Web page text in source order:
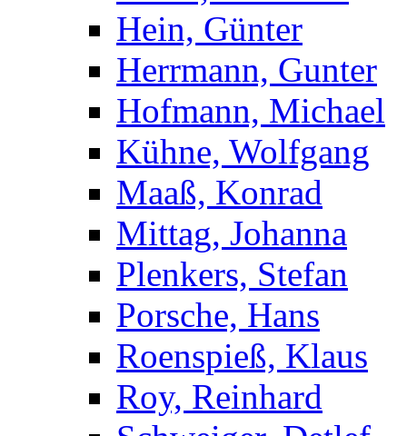
Hein, Günter
Herrmann, Gunter
Hofmann, Michael
Kühne, Wolfgang
Maaß, Konrad
Mittag, Johanna
Plenkers, Stefan
Porsche, Hans
Roenspieß, Klaus
Roy, Reinhard